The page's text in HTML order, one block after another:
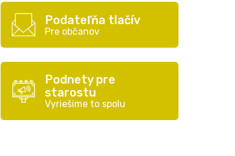
Podateľňa tlačív
Pre občanov
Podnety pre
starostu
Vyriešime to spolu